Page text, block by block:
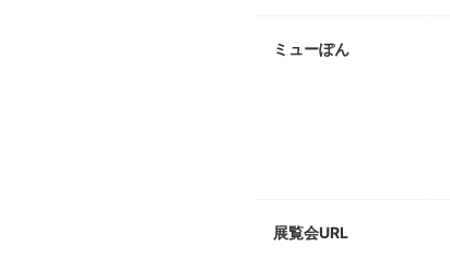
ミューぽん
展覧会URL